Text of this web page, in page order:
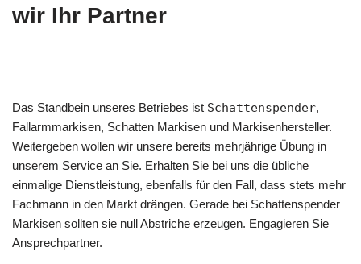
wir Ihr Partner
Das Standbein unseres Betriebes ist Schattenspender,
Fallarmmarkisen, Schatten Markisen und Markisenhersteller.
Weitergeben wollen wir unsere bereits mehrjährige Übung in
unserem Service an Sie. Erhalten Sie bei uns die übliche
einmalige Dienstleistung, ebenfalls für den Fall, dass stets mehr
Fachmann in den Markt drängen. Gerade bei Schattenspender
Markisen sollten sie null Abstriche erzeugen. Engagieren Sie
Ansprechpartner.